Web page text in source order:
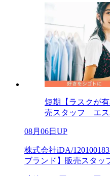
短期【ラスクが
売スタッフ エス
08月06日UP
株式会社iDA/
ブランド】販売スタッ